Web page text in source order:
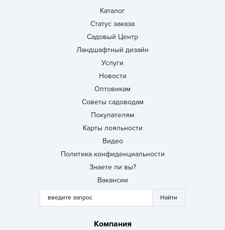
Каталог
Статус заказа
Садовый Центр
Ландшафтный дизайн
Услуги
Новости
Оптовикам
Советы садоводам
Покупателям
Карты лояльности
Видео
Политика конфиденциальности
Знаете ли вы?
Вакансии
Компания